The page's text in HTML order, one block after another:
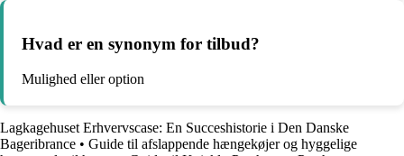
Hvad er en synonym for tilbud?
Mulighed eller option
Lagkagehuset Erhvervscase: En Succeshistorie i Den Danske
Bageribrance • Guide til afslappende hængekøjer og hyggelige